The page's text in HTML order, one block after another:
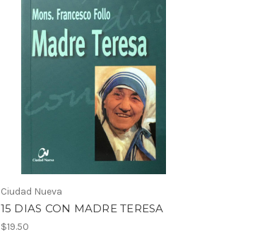
Ciudad Nueva
15 DIAS CON MADRE TERESA
$19.50